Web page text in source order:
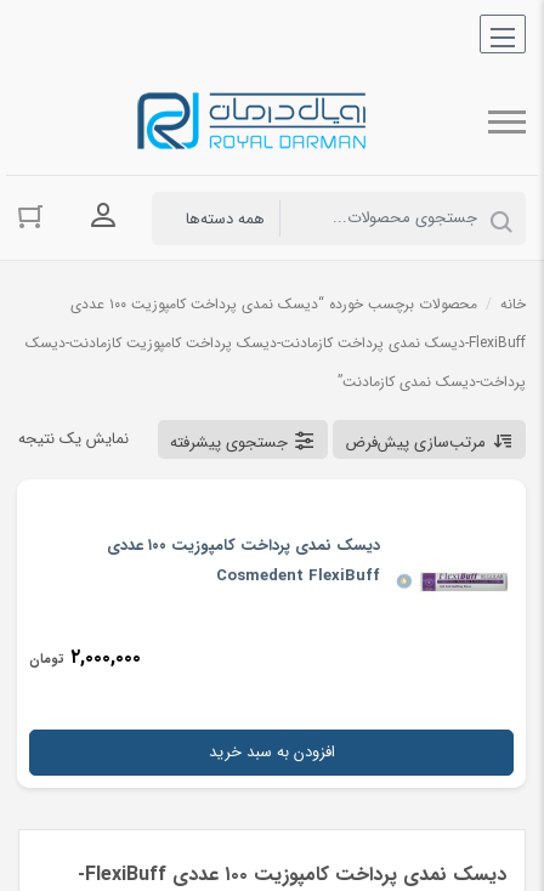
ورود به
خانه /
محصولات برچسب خورده “دیسک نمدی پرداخت کامپوزیت ۱۰۰ عددی
FlexiBuff-دیسک نمدی پرداخت کازمادنت-دیسک پرداخت کامپوزیت کازمادنت-دیسک
پرداخت-دیسک نمدی کازمادنت”
نمایش یک نتیجه مرتب‌سازی پیش‌فرض جستجوی پیشرفته
دیسک نمدی پرداخت کامپوزیت ۱۰۰ عددی
Cosmedent FlexiBuff
۲,۰۰۰,۰۰۰ تومان
افزودن به سبد خرید
دیسک نمدی پرداخت کامپوزیت ۱۰۰ عددی FlexiBuff-